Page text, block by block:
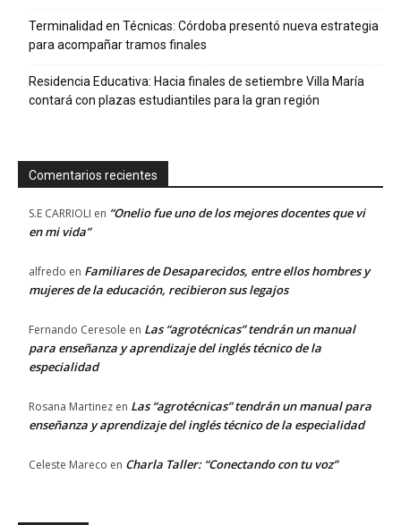
Terminalidad en Técnicas: Córdoba presentó nueva estrategia
para acompañar tramos finales
Residencia Educativa: Hacia finales de setiembre Villa María
contará con plazas estudiantiles para la gran región
Comentarios recientes
S.E CARRIOLI en “Onelio fue uno de los mejores docentes que vi
en mi vida”
alfredo en Familiares de Desaparecidos, entre ellos hombres y
mujeres de la educación, recibieron sus legajos
Fernando Ceresole en Las “agrotécnicas” tendrán un manual
para enseñanza y aprendizaje del inglés técnico de la
especialidad
Rosana Martinez en Las “agrotécnicas” tendrán un manual para
enseñanza y aprendizaje del inglés técnico de la especialidad
Celeste Mareco en Charla Taller: “Conectando con tu voz”